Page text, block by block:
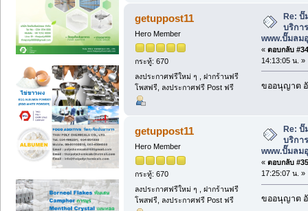
getuppost11
Hero Member
กระทู้: 670
ลงประกาศฟรีใหม่ ๆ , ฝากร้านฟรี
โพสฟรี, ลงประกาศฟรี Post ฟรี
Re:
บริกา
www.ปั๊มลม
« ตอบกลับ
14:13:05 น. »
ขออนุญาต
getuppost11
Hero Member
กระทู้: 670
ลงประกาศฟรีใหม่ ๆ , ฝากร้านฟรี
โพสฟรี, ลงประกาศฟรี Post ฟรี
Re:
บริกา
www.ปั๊มลม
« ตอบกลับ
17:25:07 น. »
ขออนุญาต